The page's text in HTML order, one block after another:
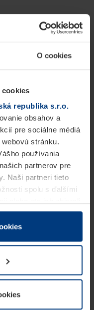
O cookies
republika s.r.o.
obsahov a
pre sociálne médiá
stránku.
používania
partnerov pre
Naši partneri tieto
spolu s ďalšími
ukladať na Vašom
ostatné typy cookie
povolenie môžete
vysvetlení cookie